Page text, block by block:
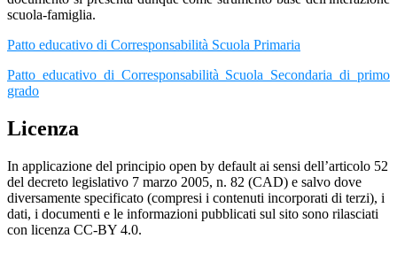
scuola-famiglia.
Patto educativo di Corresponsabilità Scuola Primaria
Patto educativo di Corresponsabilità Scuola Secondaria di primo
grado
Licenza
In applicazione del principio open by default ai sensi dell’articolo 52
del decreto legislativo 7 marzo 2005, n. 82 (CAD) e salvo dove
diversamente specificato (compresi i contenuti incorporati di terzi), i
dati, i documenti e le informazioni pubblicati sul sito sono rilasciati
con licenza CC-BY 4.0.